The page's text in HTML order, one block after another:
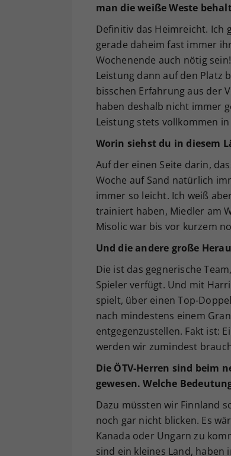
man die weiße Weste
Definitiv das Heimreicht. Ich
gerade daheim fast immer
Wochenende auch nötig
Leistung dann auf den Platz
bisschen Erfahrung aus der
haben deshalb nicht immer
Leistung stets vollkommen
Worin siehst du in diesem
Auf der einen Seite darin,
Woche auf Sand natürlich
immer so leicht. Ich weiß
trainiert haben, Miedler am
Misolic war bis vor kurzem
Und die andere große
Die ist das gegnerische
Spieler verfügt. Und mit
spielt, über einen Top-
nach mindestens einem
entgegenzustellen. Fakt ist:
werden wir zumindest
Die ÖTV-Herren sind beim
gewesen. Welche
Dazu müssten wir Finnland
noch gar nicht blicken. Es
Kanada oder Ungarn zu
sind ein kleines Land, haben